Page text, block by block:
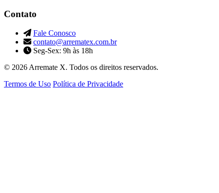
Contato
Fale Conosco
contato@arrematex.com.br
Seg-Sex: 9h às 18h
© 2026 Arremate X. Todos os direitos reservados.
Termos de Uso Política de Privacidade